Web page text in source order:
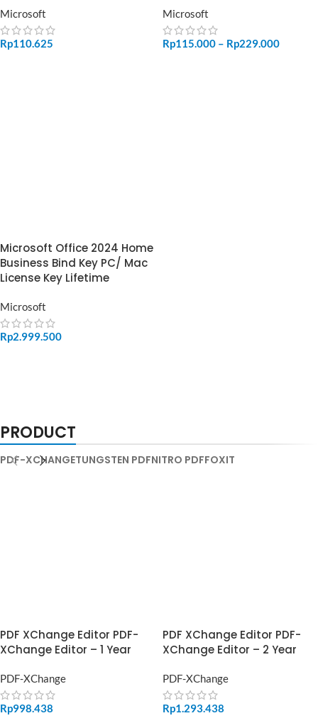
Microsoft
Rp110.625
Microsoft
Rp115.000 – Rp229.000
Microsoft Office 2024 Home
Business Bind Key PC/ Mac
License Key Lifetime
Microsoft
Rp2.999.500
PRODUCT
PDF-XCHANGETUNGSTEN PDFNITRO PDFFOXIT
PDF XChange Editor PDF-
XChange Editor – 1 Year
PDF-XChange
Rp998.438
PDF XChange Editor PDF-
XChange Editor – 2 Year
PDF-XChange
Rp1.293.438